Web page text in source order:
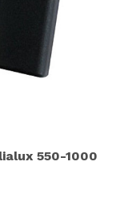
550-1000